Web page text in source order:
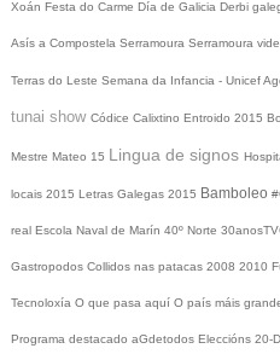
Xoán Festa do Carme Día de Galicia Derbi
Asís a Compostela Serramoura Serramoura
Terras do Leste Semana da Infancia - Unicef
tunai show Códice Calixtino Entroido 2015
Mestre Mateo 15 Lingua de signos
locais 2015 Letras Galegas 2015 Bamboleo
real Escola Naval de Marín 40º Norte
Gastropodos Collidos nas patacas 2008 2010
Tecnoloxía O que pasa aquí O país máis
Programa destacado aGdetodos Eleccións 20-D